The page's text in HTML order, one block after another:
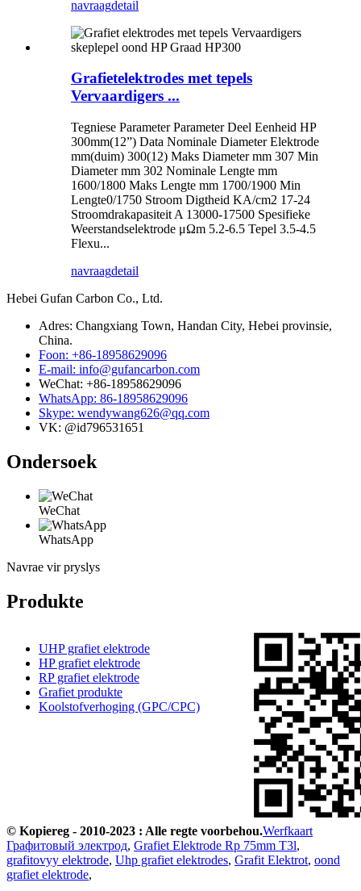
navraagdetail
Grafietelektrodes met tepels
Vervaardigers ...
Tegniese Parameter Parameter Deel Eenheid HP
300mm(12”) Data Nominale Diameter Elektrode
mm(duim) 300(12) Maks Diameter mm 307 Min
Diameter mm 302 Nominale Lengte mm
1600/1800 Maks Lengte mm 1700/1900 Min
Lengte0/1750 Stroom Digtheid KA/cm2 17-24
Stroomdrakapasiteit A 13000-17500 Spesifieke
Weerstandselektrode μΩm 5.2-6.5 Tepel 3.5-4.5
Flexu...
navraagdetail
Hebei Gufan Carbon Co., Ltd.
Adres: Changxiang Town, Handan City, Hebei provinsie,
China.
Foon: +86-18958629096
E-mail: info@gufancarbon.com
WeChat: +86-18958629096
WhatsApp: 86-18958629096
Skype: wendywang626@qq.com
VK: @id796531651
Ondersoek
WeChat
WhatsApp
Navrae vir pryslys
Produkte
UHP grafiet elektrode
HP grafiet elektrode
RP grafiet elektrode
Grafiet produkte
Koolstofverhoging (GPC/CPC)
© Kopiereg - 2010-2023 : Alle regte voorbehou.Werfkaart
Графитовый электрод, Grafiet Elektrode Rp 75mm T3l,
grafitovyy elektrode, Uhp grafiet elektrodes, Grafit Elektrot, oond
grafiet elektrode,